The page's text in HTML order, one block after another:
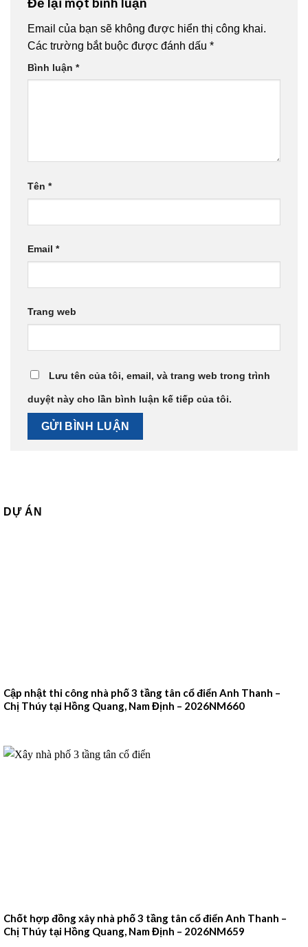
Email của bạn sẽ không được hiển thị công khai.
Các trường bắt buộc được đánh dấu *
Bình luận *
Tên *
Email *
Trang web
Lưu tên của tôi, email, và trang web trong trình
duyệt này cho lần bình luận kế tiếp của tôi.
DỰ ÁN
Cập nhật thi công nhà phố 3 tầng tân cổ điển Anh Thanh –
Chị Thúy tại Hồng Quang, Nam Định – 2026NM660
Chốt hợp đồng xây nhà phố 3 tầng tân cổ điển Anh Thanh –
Chị Thúy tại Hồng Quang, Nam Định – 2026NM659